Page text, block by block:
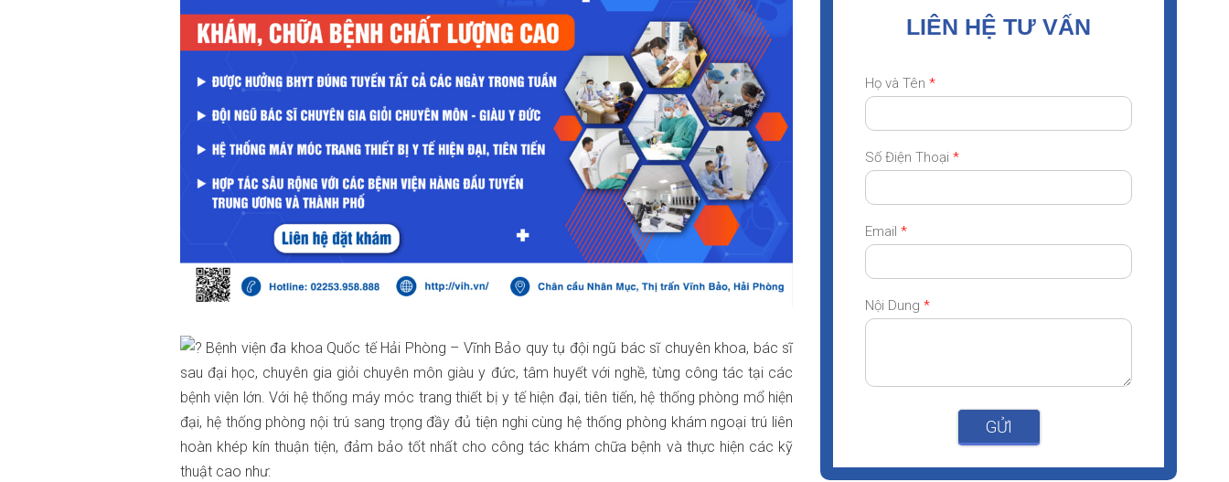
Bệnh viện đa khoa Quốc tế Hải Phòng – Vĩnh Bảo quy tụ đội ngũ bác sĩ chuyên khoa, bác sĩ
sau đại học, chuyên gia giỏi chuyên môn giàu y đức, tâm huyết với nghề, từng công tác tại các
bệnh viện lớn. Với hệ thống máy móc trang thiết bị y tế hiện đại, tiên tiến, hệ thống phòng mổ hiện
đại, hệ thống phòng nội trú sang trọng đầy đủ tiện nghi cùng hệ thống phòng khám ngoại trú liên
hoàn khép kín thuận tiện, đảm bảo tốt nhất cho công tác khám chữa bệnh và thực hiện các kỹ
thuật cao như:
LIÊN HỆ TƯ VẤN
Họ và Tên *
Số Điện Thoại *
Email *
Nội Dung *
GỬI